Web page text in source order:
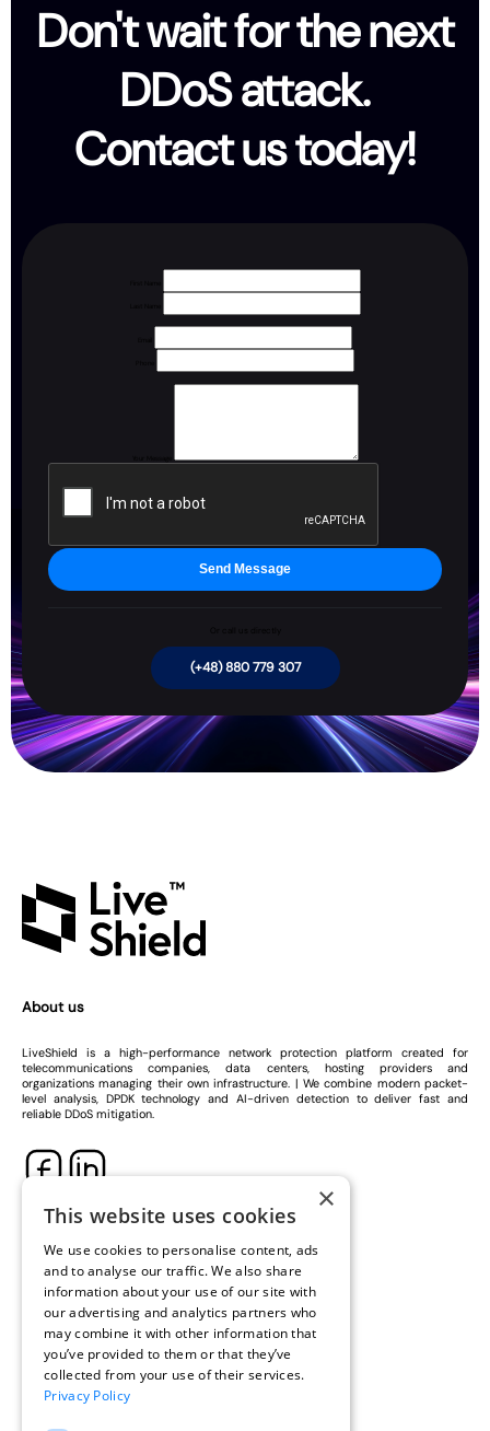
Don't wait for the next
DDoS attack.
Contact us today!
Send Message
(+48) 880 779 307
About us
LiveShield is a high-performance network protection platform created for
telecommunications companies, data centers, hosting providers and
organizations managing their own infrastructure. | We combine modern packet-
level analysis, DPDK technology and AI-driven detection to deliver fast and
reliable DDoS mitigation.
Documentation
Demo Version
GDPR Clause
Our Services
DDoS Detection & Mitigation
BGP Blackholing & FlowSpec
Traffic Monitoring & Reporting
Technical Support
Contact us
ul. Jagiellońska 55F/55
×
This website uses cookies
We use cookies to personalise content, ads
and to analyse our traffic. We also share
information about your use of our site with
our advertising and analytics partners who
may combine it with other information that
you’ve provided to them or that they’ve
collected from your use of their services.
Privacy Policy